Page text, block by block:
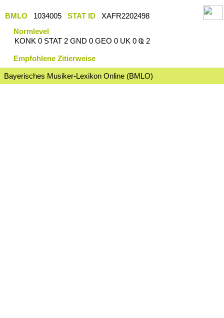
BMLO 1034005 STAT ID
XAFR2202498
Normlevel
KONK 0 STAT 2 GND 0 GEO 0 UK 0 Ҩ 2
Empfohlene Zitierweise
Bayerisches Musiker-Lexikon Online (BMLO)